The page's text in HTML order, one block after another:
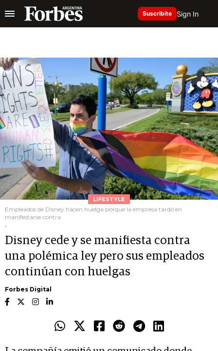
Suscribite Sign In
LIFESTYLE
Empleados de Disney hacen huelga porque la empresa tardó en
manifestarse contra
.
Disney cede y se manifiesta contra
una polémica ley pero sus empleados
continúan con huelgas
Forbes Digital